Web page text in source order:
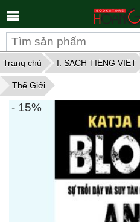
Trang chủ I. SÁCH TIẾNG VIỆT
Thế Giới
- 15%